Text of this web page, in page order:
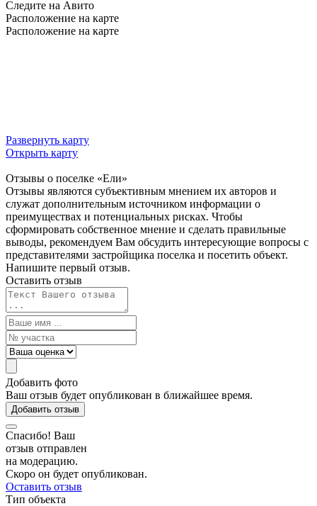
Следите на Авито
Расположение на карте
Расположение на карте
Развернуть карту
Открыть карту
Отзывы о поселке «Ели»
Отзывы являются субъективным мнением их авторов и
служат дополнительным источником информации о
преимуществах и потенциальных рисках. Чтобы
сформировать собственное мнение и сделать правильные
выводы, рекомендуем Вам обсудить интересующие вопросы с
представителями застройщика поселка и посетить объект.
Напишите первый отзыв.
Оставить отзыв
Добавить фото
Ваш отзыв будет опубликован в ближайшее время.
Добавить отзыв
Спасибо! Ваш
отзыв отправлен
на модерацию.
Скоро он будет опубликован.
Оставить отзыв
Тип объекта